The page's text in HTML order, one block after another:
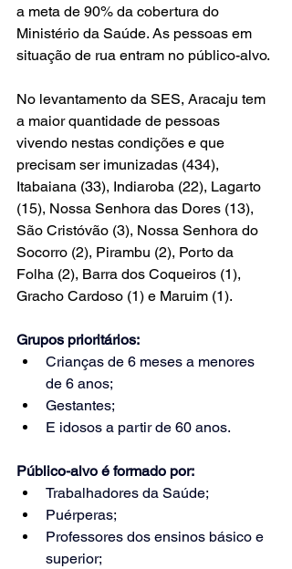
a meta de 90% da cobertura do
Ministério da Saúde. As pessoas em
situação de rua entram no público-alvo.
No levantamento da SES, Aracaju tem
a maior quantidade de pessoas
vivendo nestas condições e que
precisam ser imunizadas (434),
Itabaiana (33), Indiaroba (22), Lagarto
(15), Nossa Senhora das Dores (13),
São Cristóvão (3), Nossa Senhora do
Socorro (2), Pirambu (2), Porto da
Folha (2), Barra dos Coqueiros (1),
Gracho Cardoso (1) e Maruim (1).
Grupos prioritários:
Crianças de 6 meses a menores
de 6 anos;
Gestantes;
E idosos a partir de 60 anos.
Público-alvo é formado por:
Trabalhadores da Saúde;
Puérperas;
Professores dos ensinos básico e
superior;